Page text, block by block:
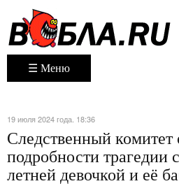
☰ Меню
19 июля 2024 года. 18:36
Следственный комитет
подробности трагедии
летней девочкой и её